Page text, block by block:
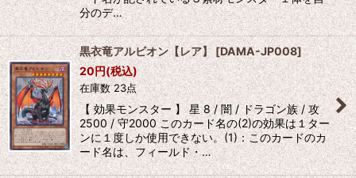
分のデ…
黒衣竜アルビオン【レア】 [DAMA-JP008]
20円(税込)
在庫数 23点
【 効果モンスター 】 星 8 / 闇 / ドラゴン族 / 攻
2500 / 守2000 このカード名の(2)の効果は１ター
ンに１度しか使用できない。(1)：このカードのカ
ード名は、フィールド・…